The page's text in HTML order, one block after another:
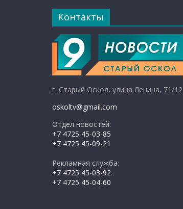
Контакты
г. Старый Оскол, улица Ленина, 71/12
oskoltv@gmail.com
Отдел новостей:
+7 4725 45-03-85
+7 4725 45-09-21
Рекламная служба:
+7 4725 45-03-92
+7 4725 45-04-60